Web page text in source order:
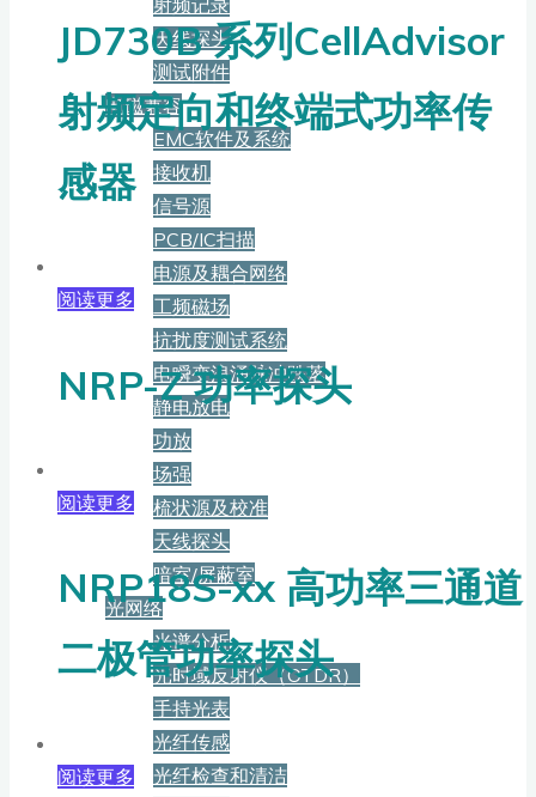
射频记录
天线探头
测试附件
电磁兼容
EMC软件及系统
接收机
信号源
PCB/IC扫描
电源及耦合网络
工频磁场
抗扰度测试系统
电瞬变浪涌脉冲跌落
静电放电
功放
场强
梳状源及校准
天线探头
暗室/屏蔽室
光网络
光谱分析
光时域反射仪（OTDR）
手持光表
光纤传感
光纤检查和清洁
JD730B 系列CellAdvisor
射频定向和终端式功率传
感器
阅读更多
NRP-Z 功率探头
阅读更多
NRP18S-xx 高功率三通道
二极管功率探头
阅读更多